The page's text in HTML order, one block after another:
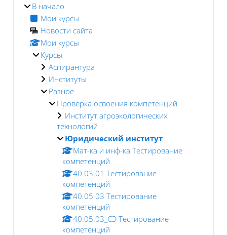
В начало
Мои курсы
Новости сайта
Мои курсы
Курсы
Аспирантура
Институты
Разное
Проверка освоения компетенций
Институт агроэкологических
технологий
Юридический институт
Мат-ка и инф-ка Тестирование
компетенций
40.03.01 Тестирование
компетенций
40.05.03 Тестирование
компетенций
40.05.03_СЭ Тестирование
компетенций